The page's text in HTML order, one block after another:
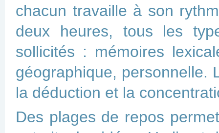
chacun travaille à son
deux heures, tous les
sollicités : mémoires
géographique, personnelle.
la déduction et la
Des plages de repos